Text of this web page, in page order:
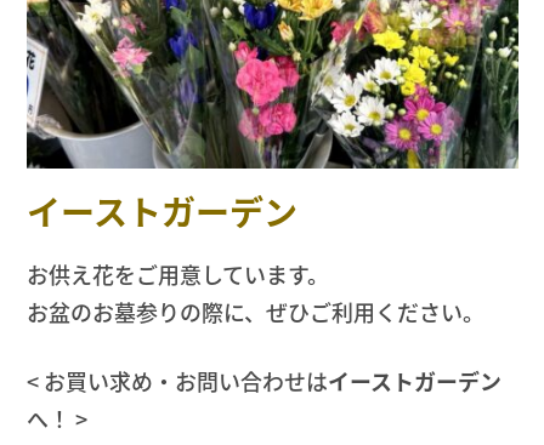
イーストガーデン
お供え花をご用意しています。
お盆のお墓参りの際に、ぜひご利用ください。
< お買い求め・お問い合わせはイーストガーデン
へ！ >